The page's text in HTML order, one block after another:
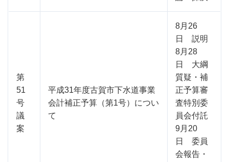
第
51
号
議
案
平成31年度古賀市下水道事業
会計補正予算（第1号）につい
て
8月26
日 説明
8月28
日 大綱
質疑・補
正予算審
査特別委
員会付託
9月20
日 委員
会報告・